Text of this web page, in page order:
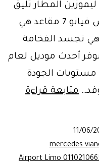
المطار تليق
بالوفود الخليجية؟ مرسيدس فيانو 7 مقاعد هي
هي تجسد الفخامة
أحدث موديل لعام
مستويات الجودة
متابعة قراءة
11/06/
mercedes
Airport Limo